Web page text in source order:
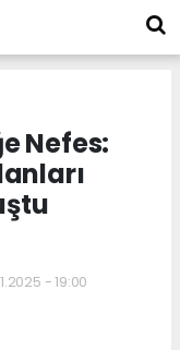
Nefes:
- 19:00